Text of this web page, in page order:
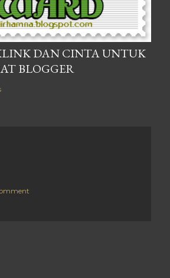
DAN CINTA UNTUK
BLOGGER